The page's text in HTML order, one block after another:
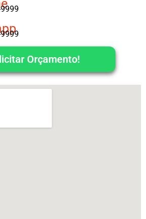
Orçamento!